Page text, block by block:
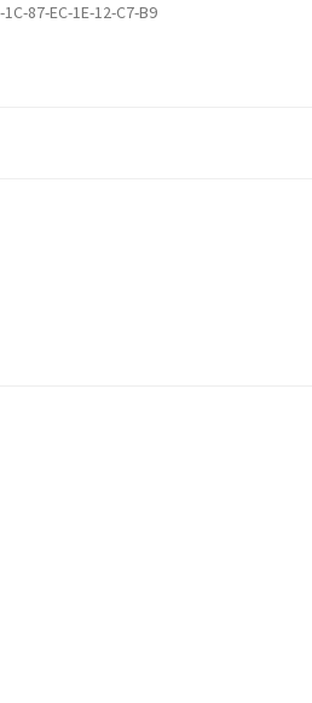
87-EC-1E-12-C7-B9